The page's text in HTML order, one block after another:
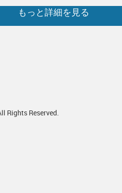
もっと詳細を見る
Rights Reserved.